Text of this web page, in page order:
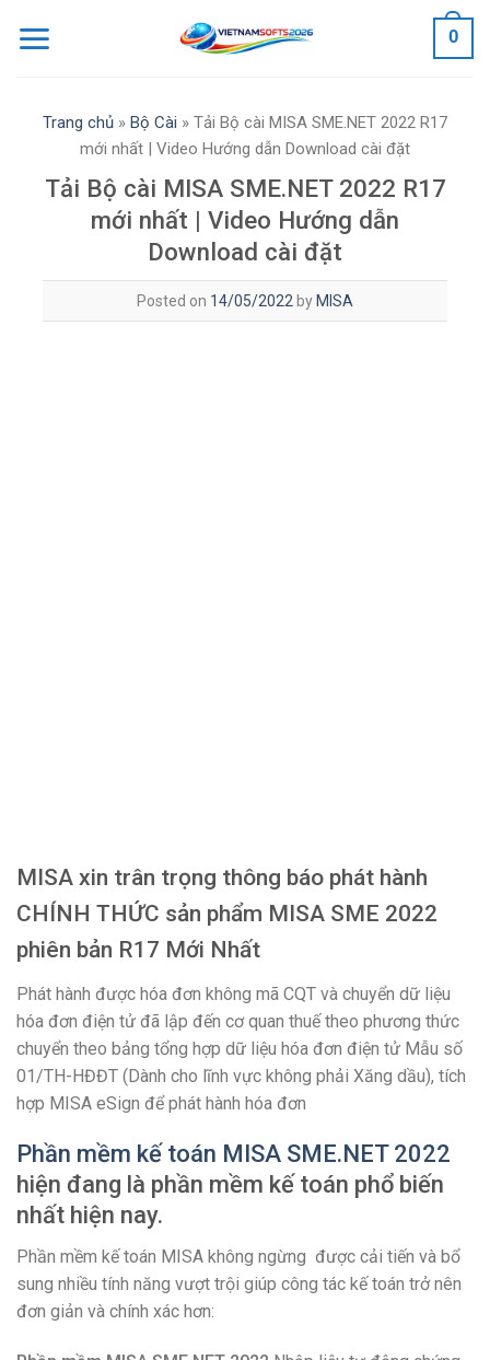
0
Trang chủ » Bộ Cài » Tải Bộ cài MISA SME.NET 2022 R17
mới nhất | Video Hướng dẫn Download cài đặt
Tải Bộ cài MISA SME.NET 2022 R17
mới nhất | Video Hướng dẫn
Download cài đặt
Posted on 14/05/2022 by MISA
MISA xin trân trọng thông báo phát hành
CHÍNH THỨC sản phẩm MISA SME 2022
phiên bản R17 Mới Nhất
Phát hành được hóa đơn không mã CQT và chuyển dữ liệu
hóa đơn điện tử đã lập đến cơ quan thuế theo phương thức
chuyển theo bảng tổng hợp dữ liệu hóa đơn điện tử Mẫu số
01/TH-HĐĐT (Dành cho lĩnh vực không phải Xăng dầu), tích
hợp MISA eSign để phát hành hóa đơn
Phần mềm kế toán MISA SME.NET 2022
hiện đang là phần mềm kế toán phổ biến
nhất hiện nay.
Phần mềm kế toán MISA không ngừng được cải tiến và bổ
sung nhiều tính năng vượt trội giúp công tác kế toán trở nên
đơn giản và chính xác hơn: